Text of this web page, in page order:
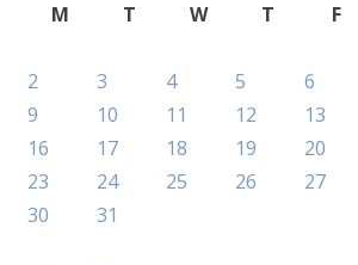
M
T W T F
2
3 4 5 6
9
10 11 12 13
16
17 18 19 20
23
24 25 26 27
30
31